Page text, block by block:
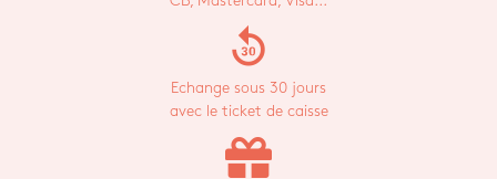
replay_30
Echange sous 30 jours
avec le ticket de caisse